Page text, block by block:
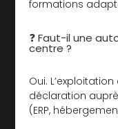
formations
❓ Faut-il une
centre ?
Oui.
déclaration
(ERP,